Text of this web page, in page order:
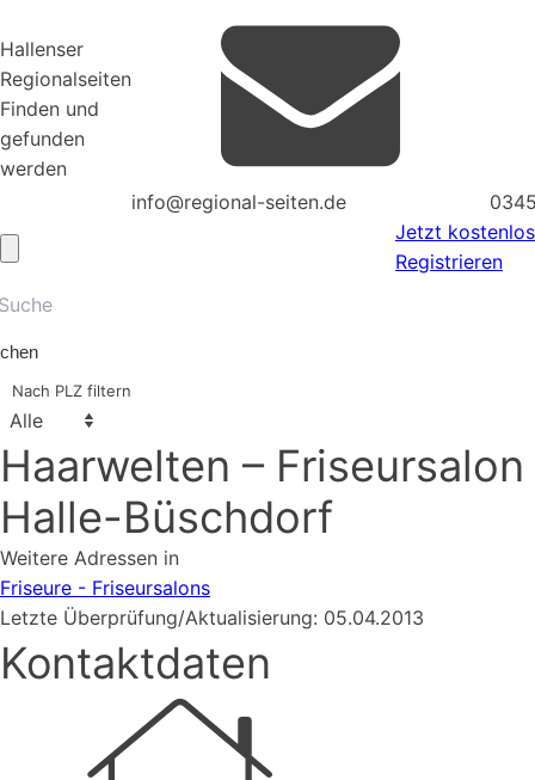
Hallenser
Regionalseiten
Finden und
gefunden
werden
info@regional-seiten.de
Jetzt kostenlos
Registrieren
Nach PLZ filtern
Haarwelten – Friseursalon
Halle-Büschdorf
Weitere Adressen in
Friseure - Friseursalons
Letzte Überprüfung/Aktualisierung: 05.04.2013
Kontaktdaten